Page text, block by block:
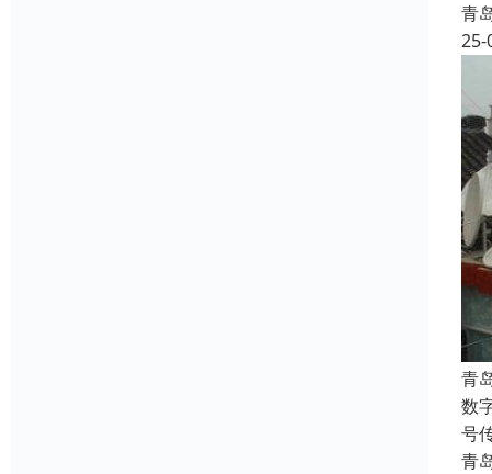
青
25-
青
数
号
青